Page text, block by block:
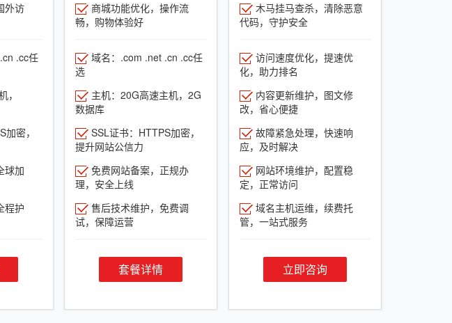
外访
.cc任
，
密，
球加
程护
商城功能优化，操作流
畅，购物体验好
域名：.com .net .cn .cc任
选
主机：20G高速主机，2G
数据库
SSL证书：HTTPS加密，
提升网站公信力
免费网站备案，正规办
理，安全上线
售后技术维护，免费调
试，保障运营
套餐详情
木马挂马查杀，清除恶意
代码，守护安全
访问速度优化，提速优
化，助力排名
内容更新维护，图文修
改，省心便捷
故障紧急处理，快速响
应，及时解决
网站环境维护，配置稳
定，正常访问
域名主机运维，续费托
管，一站式服务
立即咨询